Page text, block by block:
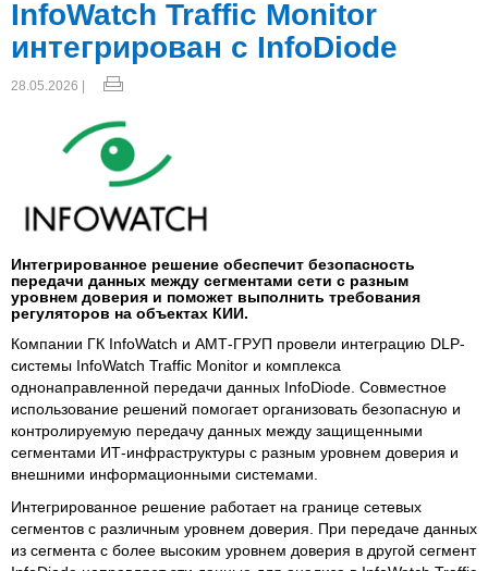
InfoWatch Traffic Monitor
интегрирован с InfoDiode
28.05.2026 |
Интегрированное решение обеспечит безопасность
передачи данных между сегментами сети с разным
уровнем доверия и поможет выполнить требования
регуляторов на объектах КИИ.
Компании ГК InfoWatch и АМТ-ГРУП провели интеграцию DLP-
системы InfoWatch Traffic Monitor и комплекса
однонаправленной передачи данных InfoDiode. Совместное
использование решений помогает организовать безопасную и
контролируемую передачу данных между защищенными
сегментами ИТ-инфраструктуры с разным уровнем доверия и
внешними информационными системами.
Интегрированное решение работает на границе сетевых
сегментов с различным уровнем доверия. При передаче данных
из сегмента с более высоким уровнем доверия в другой сегмент